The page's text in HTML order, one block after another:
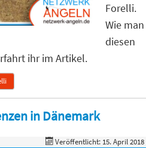
Forelli.
Wie man
diesen
ihr im Artikel.
in Dänemark
Veröffentlicht: 15. April 2018